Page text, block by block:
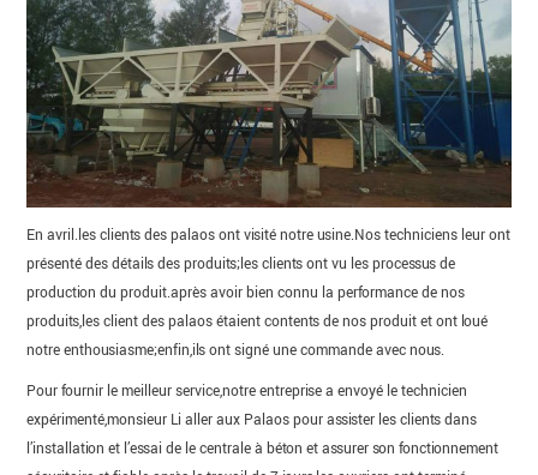
En avril.les clients des palaos ont visité notre usine.Nos techniciens leur ont
présenté des détails des produits;les clients ont vu les processus de
production du produit.après avoir bien connu la performance de nos
produits,les client des palaos étaient contents de nos produit et ont loué
notre enthousiasme;enfin,ils ont signé une commande avec nous.
Pour fournir le meilleur service,notre entreprise a envoyé le technicien
expérimenté,monsieur Li aller aux Palaos pour assister les clients dans
l’installation et l’essai de le centrale à béton et assurer son fonctionnement